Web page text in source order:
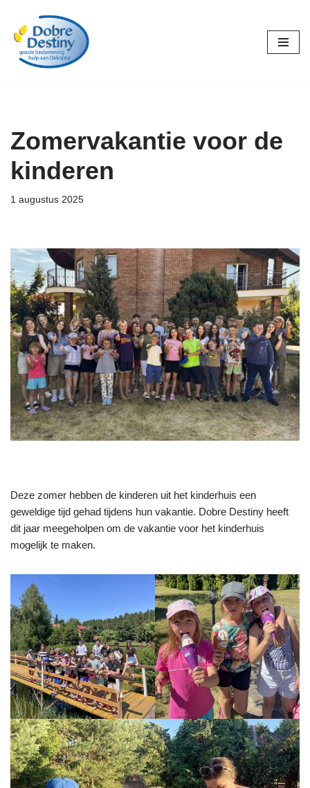
Ga
naar
Zomervakantie voor de
kinderen
1 augustus 2025
Deze zomer hebben de kinderen uit het kinderhuis een
geweldige tijd gehad tijdens hun vakantie. Dobre Destiny heeft
dit jaar meegeholpen om de vakantie voor het kinderhuis
mogelijk te maken.